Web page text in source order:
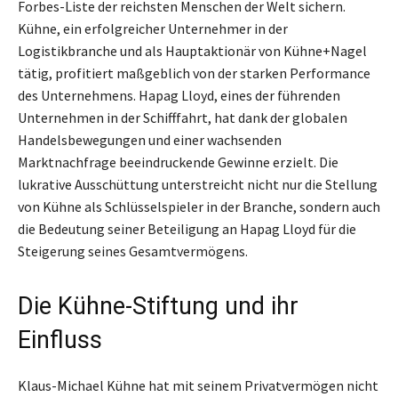
Forbes-Liste der reichsten Menschen der Welt sichern.
Kühne, ein erfolgreicher Unternehmer in der
Logistikbranche und als Hauptaktionär von Kühne+Nagel
tätig, profitiert maßgeblich von der starken Performance
des Unternehmens. Hapag Lloyd, eines der führenden
Unternehmen in der Schifffahrt, hat dank der globalen
Handelsbewegungen und einer wachsenden
Marktnachfrage beeindruckende Gewinne erzielt. Die
lukrative Ausschüttung unterstreicht nicht nur die Stellung
von Kühne als Schlüsselspieler in der Branche, sondern auch
die Bedeutung seiner Beteiligung an Hapag Lloyd für die
Steigerung seines Gesamtvermögens.
Die Kühne-Stiftung und ihr
Einfluss
Klaus-Michael Kühne hat mit seinem Privatvermögen nicht